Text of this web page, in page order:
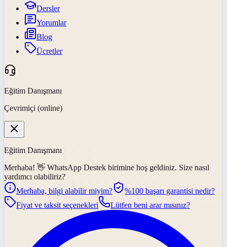
Dersler
Yorumlar
Blog
Ücretler
Eğitim Danışmanı
Çevrimiçi (online)
Eğitim Danışmanı
Merhaba! 👋 WhatsApp Destek birimine hoş geldiniz. Size nasıl
yardımcı olabiliriz?
Merhaba, bilgi alabilir miyim?
%100 başarı garantisi nedir?
Fiyat ve taksit seçenekleri
Lütfen beni arar mısınız?